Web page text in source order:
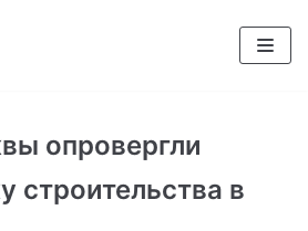
опровергли
строительства в